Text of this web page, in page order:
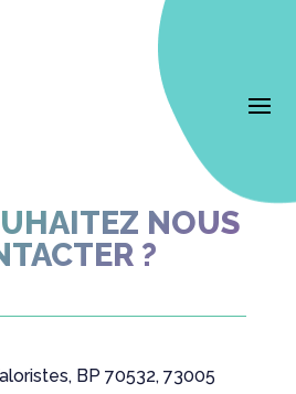
NOUS
?
BP 70532, 73005